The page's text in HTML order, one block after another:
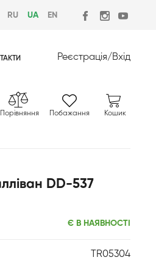
RU UA EN
Реєстрація/Вхід
Порівняння Побажання Кошик
DD-537
Є В НАЯВНОСТІ
TR05304